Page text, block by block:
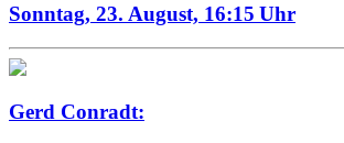
Sonntag, 23. August, 16:15 Uhr
Gerd Conradt: